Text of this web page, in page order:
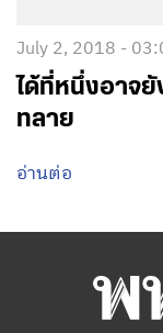
July 2, 2018 -
ได้ที่หนึ่งอาจยั
ทลาย
อ่านต่อ